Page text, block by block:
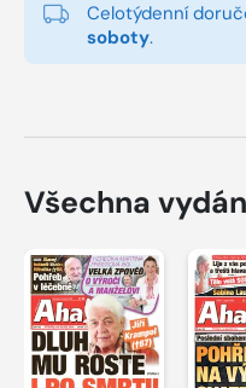
Celotýdenní
soboty.
Všechna